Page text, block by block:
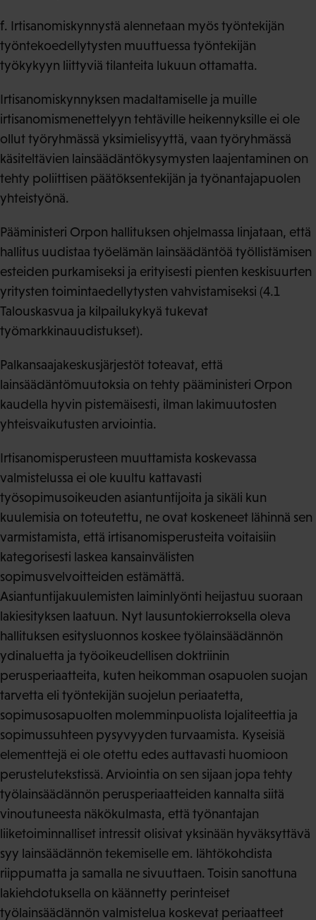
f. Irtisanomiskynnystä alennetaan myös työntekijän
työntekoedellytysten muuttuessa työntekijän
työkykyyn liittyviä tilanteita lukuun ottamatta.
Irtisanomiskynnyksen madaltamiselle ja muille
irtisanomismenettelyyn tehtäville heikennyksille ei ole
ollut työryhmässä yksimielisyyttä, vaan työryhmässä
käsiteltävien lainsäädäntökysymysten laajentaminen on
tehty poliittisen päätöksentekijän ja työnantajapuolen
yhteistyönä.
Pääministeri Orpon hallituksen ohjelmassa linjataan, että
hallitus uudistaa työelämän lainsäädäntöä työllistämisen
esteiden purkamiseksi ja erityisesti pienten keskisuurten
yritysten toimintaedellytysten vahvistamiseksi (4.1
Talouskasvua ja kilpailukykyä tukevat
työmarkkinauudistukset).
Palkansaajakeskusjärjestöt toteavat, että
lainsäädäntömuutoksia on tehty pääministeri Orpon
kaudella hyvin pistemäisesti, ilman lakimuutosten
yhteisvaikutusten arviointia.
Irtisanomisperusteen muuttamista koskevassa
valmistelussa ei ole kuultu kattavasti
työsopimusoikeuden asiantuntijoita ja sikäli kun
kuulemisia on toteutettu, ne ovat koskeneet lähinnä sen
varmistamista, että irtisanomisperusteita voitaisiin
kategorisesti laskea kansainvälisten
sopimusvelvoitteiden estämättä.
Asiantuntijakuulemisten laiminlyönti heijastuu suoraan
lakiesityksen laatuun. Nyt lausuntokierroksella oleva
hallituksen esitysluonnos koskee työlainsäädännön
ydinaluetta ja työoikeudellisen doktriinin
perusperiaatteita, kuten heikomman osapuolen suojan
tarvetta eli työntekijän suojelun periaatetta,
sopimusosapuolten molemminpuolista lojaliteettia ja
sopimussuhteen pysyvyyden turvaamista. Kyseisiä
elementtejä ei ole otettu edes auttavasti huomioon
perustelutekstissä. Arviointia on sen sijaan jopa tehty
työlainsäädännön perusperiaatteiden kannalta siitä
vinoutuneesta näkökulmasta, että työnantajan
liiketoiminnalliset intressit olisivat yksinään hyväksyttävä
syy lainsäädännön tekemiselle em. lähtökohdista
riippumatta ja samalla ne sivuuttaen. Toisin sanottuna
lakiehdotuksella on käännetty perinteiset
työlainsäädännön valmistelua koskevat periaatteet